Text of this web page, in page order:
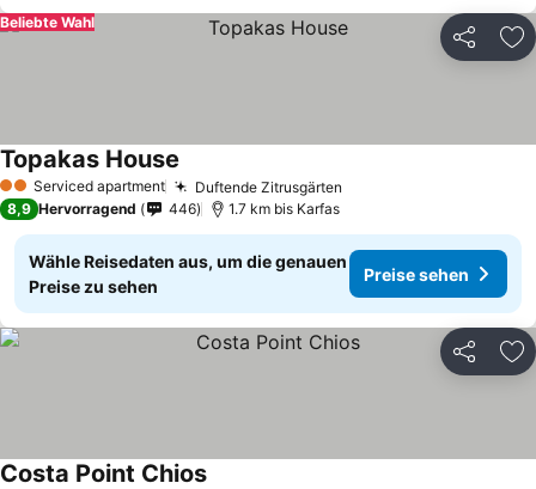
Teilen
Beliebte Wahl
2 SterneServiced apartment Duftende Zitrusgärten
Topakas House
8,9 Hervorragend 446 1.7 km bis Karfas
Wähle Reisedaten aus, um die genauen
Preise zu sehen
Preise sehen
Teilen
Costa Point Chios